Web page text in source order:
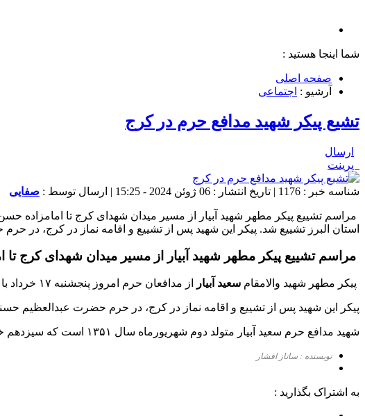
شما اینجا هستید :
صفحه اصلی
آرشیو : اجتماعی
تشیع پیکر شهید مدافع حرم در کرج
ارسال
پرینت
شناسه خبر : 1176 | تاریخ انتشار : 06 ژوئن 2024 - 15:25 | ارسال توسط : صفایی
استان البرز تشییع شد. پیکر این شهید پس از تشییع و اقامه نماز در کرج،
مراسم تشییع پیکر مطهر شهید آبیار از مسیر میدان شهدای کرج
پیکر مطهر شهید والامقام سعید آبیار از مدافعان حرم امروز پنجشنبه ۱۷ خرداد با حضور مردم و مسئولین استان البرز تشییع شد.
پیکر این شهید پس از تشییع و اقامه نماز در کرج، در حرم حضرت عبدالعظیم
شهید مدافع حرم سعید آبیار متولد دوم شهریورماه سال ۱۳۵۱ است که سیزدهم خردادماه ۱۴۰۳ در حمله جنگنده‌های رژیم صهیونیستی به شهر حلب در سوریه به شهادت رسید.
نویسنده : ساناز افشار
به اشتراک بگذارید :